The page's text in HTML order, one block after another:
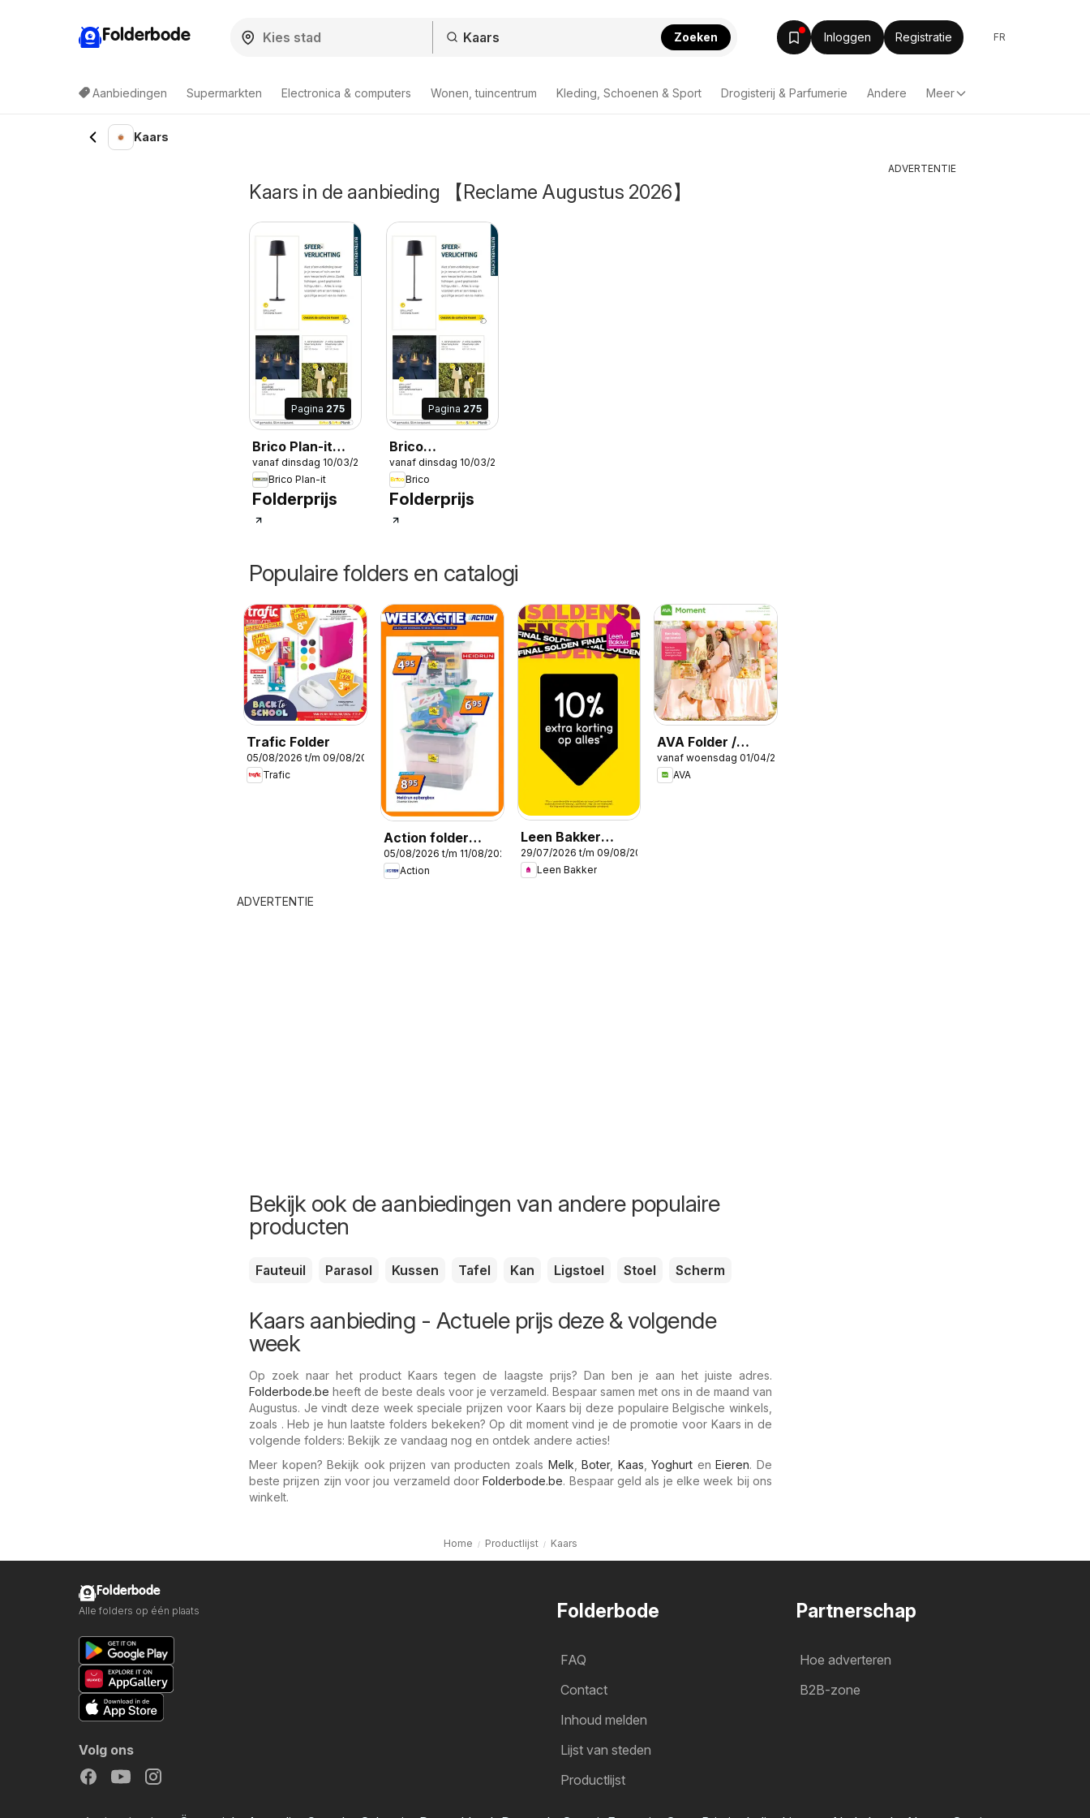
Folderbode Zoeken Inloggen Registratie FR
Aanbiedingen Supermarkten Electronica & computers Wonen, tuincentrum Kleding, Schoenen & Sport Drogisterij & Parfumerie Andere Meer
Kaars
Kaars in de aanbieding 【Reclame Augustus 2026】
Pagina 275
Brico Plan-it
Tuincatalogus
vanaf dinsdag 10/03/2026
Brico Plan-it
Folderprijs
Pagina 275
Brico
Tuincatalogus
vanaf dinsdag 10/03/2026
Brico
Folderprijs
Populaire folders en catalogi
Trafic Folder
05/08/2026 t/m 09/08/2026
Trafic
Action folder
week 32
05/08/2026 t/m 11/08/2026
Action
Leen Bakker
Folder / Publicité
29/07/2026 t/m 09/08/2026
Leen Bakker
AVA Folder /
Publicité
vanaf woensdag 01/04/2026
AVA
ADVERTENTIE
Bekijk ook de aanbiedingen van andere populaire
producten
Fauteuil Parasol Kussen Tafel Kan Ligstoel Stoel Scherm
Kaars aanbieding - Actuele prijs deze & volgende
week
Op zoek naar het product Kaars tegen de laagste prijs? Dan ben je aan het juiste adres.
Folderbode.be heeft de beste deals voor je verzameld. Bespaar samen met ons in de maand van
Augustus. Je vindt deze week speciale prijzen voor Kaars bij deze populaire Belgische winkels,
zoals . Heb je hun laatste folders bekeken? Op dit moment vind je de promotie voor Kaars in de
volgende folders: Bekijk ze vandaag nog en ontdek andere acties!
Meer kopen? Bekijk ook prijzen van producten zoals Melk ,Boter, Kaas ,Yoghurt enEieren. De
beste prijzen zijn voor jou verzameld doorFolderbode.be. Bespaar geld als je elke week bij ons
winkelt.
Home Productlijst Kaars
ADVERTENTIE
Folderbode
FAQ
Contact
Inhoud melden
Lijst van steden
Productlijst
Partnerschap
Hoe adverteren
B2B-zone
Folderbode
Alle folders op één plaats
Volg ons